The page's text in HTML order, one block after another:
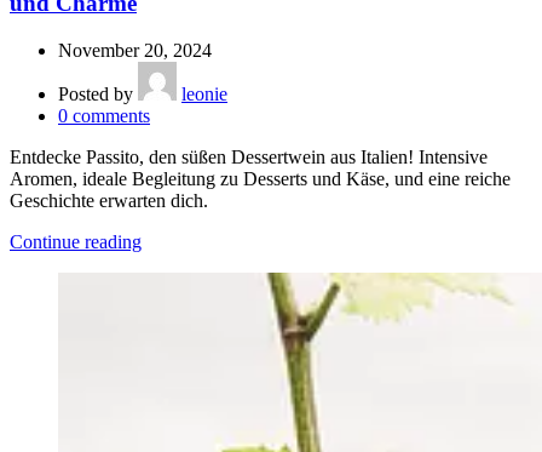
November 20, 2024
Posted by
leonie
0 comments
Entdecke Passito, den süßen Dessertwein aus Italien! Intensive
Aromen, ideale Begleitung zu Desserts und Käse, und eine reiche
Geschichte erwarten dich.
Continue reading